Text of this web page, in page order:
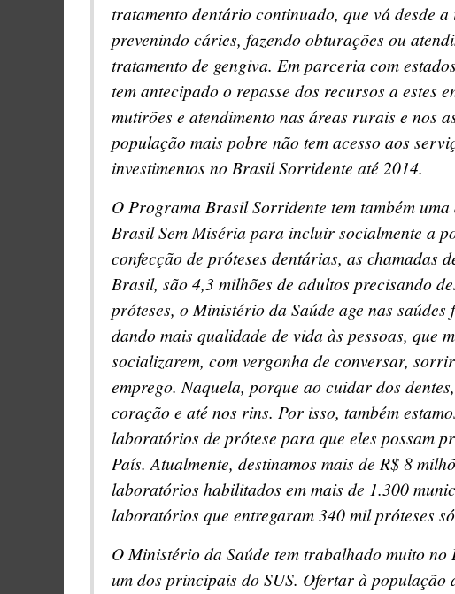
tratamento dentário continuado, que vá desde
prevenindo cáries, fazendo obturações ou
tratamento de gengiva. Em parceria com
tem antecipado o repasse dos recursos a estes
mutirões e atendimento nas áreas rurais e nos
população mais pobre não tem acesso aos
investimentos no Brasil Sorridente até 2014.
O Programa Brasil Sorridente tem também
Brasil Sem Miséria para incluir socialmente a
confecção de próteses dentárias, as chamadas
Brasil, são 4,3 milhões de adultos precisando
próteses, o Ministério da Saúde age nas
dando mais qualidade de vida às pessoas, que
socializarem, com vergonha de conversar,
emprego. Naquela, porque ao cuidar dos
coração e até nos rins. Por isso, também
laboratórios de prótese para que eles possam
País. Atualmente, destinamos mais de R$ 8
laboratórios habilitados em mais de 1.300
laboratórios que entregaram 340 mil próteses
O Ministério da Saúde tem trabalhado muito
um dos principais do SUS. Ofertar à